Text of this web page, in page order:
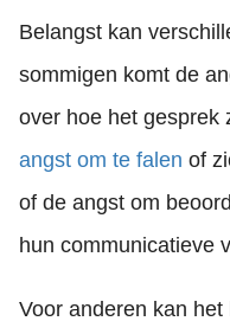
Belangst kan
sommigen komt de
over hoe het gesprek
angst om te falen of
of de angst om
hun communicatieve
Voor anderen kan